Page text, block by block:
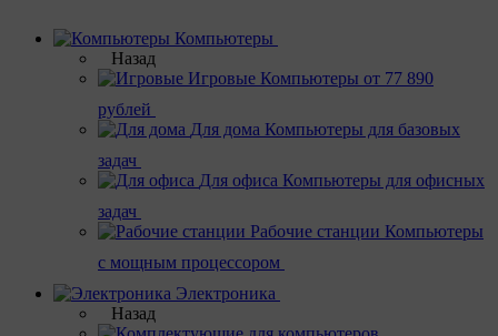
Компьютеры
Назад
Игровые Компьютеры от 77 890
рублей
Для дома Компьютеры для базовых
задач
Для офиса Компьютеры для офисных
задач
Рабочие станции Компьютеры
с мощным процессором
Электроника
Назад